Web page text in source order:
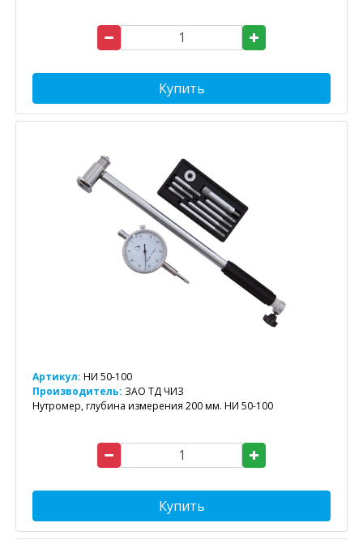
Купить
Артикул: НИ 50-100
Производитель: ЗАО ТД ЧИЗ
Нутромер, глубина измерения 200 мм. НИ 50-100
Купить